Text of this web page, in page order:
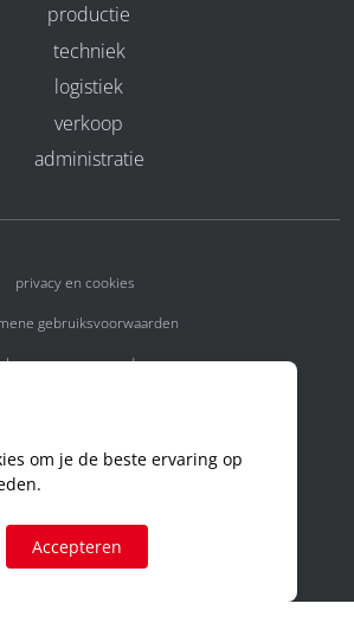
productie
techniek
logistiek
verkoop
administratie
privacy en cookies
gebruiksvoorwaarden
voorwaarden
code of conduct
rechten ivm privacy
om je de beste ervaring op
Accepteren